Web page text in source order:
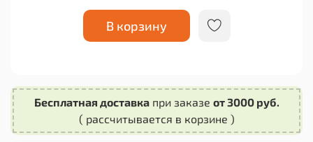
В корзину
поверхностей. Будь то асфальт, гравий или
неровные дорожные покрытия, вы можете быть
уверены в том, что ваша коляска будет легко
выбором для всех любителей активного отдыха
на колясках. Независимо от того, являетесь ли
вы профессиональным райдером или просто
любители катания, покрышка 60х230 Touring
Бесплатная доставкапри заказе от 3000 руб.
( рассчитывается в корзине )